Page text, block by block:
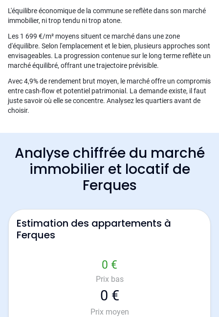
L'équilibre économique de la commune se reflète dans son marché
immobilier, ni trop tendu ni trop atone.
Les 1 699 €/m² moyens situent ce marché dans une zone
d'équilibre. Selon l'emplacement et le bien, plusieurs approches sont
envisageables. La progression contenue sur le long terme reflète un
marché équilibré, offrant une trajectoire prévisible.
Avec 4,9% de rendement brut moyen, le marché offre un compromis
entre cash-flow et potentiel patrimonial. La demande existe, il faut
juste savoir où elle se concentre. Analysez les quartiers avant de
choisir.
Analyse chiffrée du marché
immobilier et locatif de
Ferques
Estimation des appartements à
Ferques
0 €
Prix bas
0 €
Prix moyen